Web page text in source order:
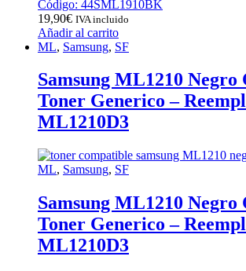
Código: 44SML1910BK
19,90€ IVA incluido
Añadir al carrito
ML, Samsung, SF
Samsung ML1210 Negro
Toner Generico –
ML1210D3
ML, Samsung, SF
Samsung ML1210 Negro
Toner Generico –
ML1210D3